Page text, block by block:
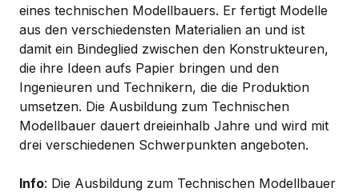
eines technischen Modellbauers. Er fertigt Modelle
aus den verschiedensten Materialien an und ist
damit ein Bindeglied zwischen den Konstrukteuren,
die ihre Ideen aufs Papier bringen und den
Ingenieuren und Technikern, die die Produktion
umsetzen. Die Ausbildung zum Technischen
Modellbauer dauert dreieinhalb Jahre und wird mit
drei verschiedenen Schwerpunkten angeboten.
Info: Die Ausbildung zum Technischen Modellbauer